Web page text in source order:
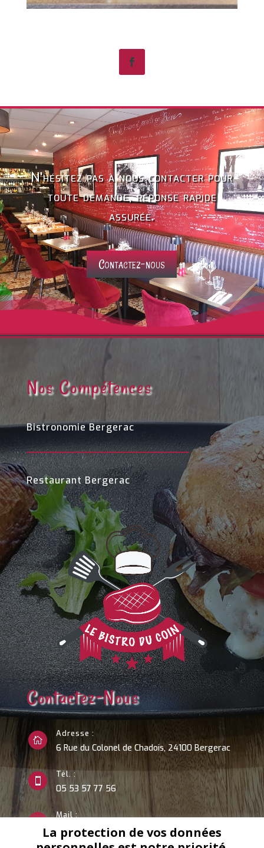
N'hésitez pas à nous contacter pour
toute demande, réponse rapide
assurée.
Contactez-nous
Nos Compétences
Bistronomie Bergerac
Restaurant Bergerac
Contactez-Nous

Adresse :
6 Rue du Colonel de Chadois, 24100 Bergerac

Tél. :
05 53 57 77 56
Mail :
coudert.celine@hotmail.frcom
La protection de vos données